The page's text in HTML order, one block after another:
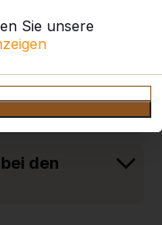
Sie unsere
bei der
Bänken
den